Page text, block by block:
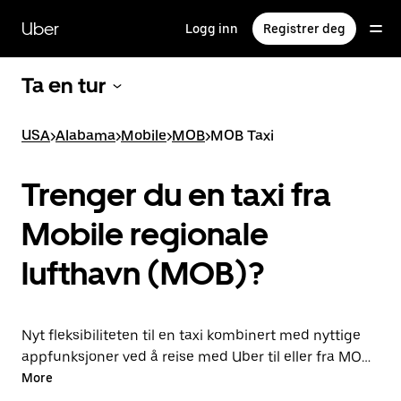
hovedinnholdet
Uber Logg inn Registrer deg
Ta en tur
USA>Alabama>Mobile>MOB>MOB Taxi
Trenger du en taxi fra
Mobile regionale
lufthavn (MOB)?
Nyt fleksibiliteten til en taxi kombinert med nyttige
appfunksjoner ved å reise med Uber til eller fra MOB i
stedet. Du får turer på forespørsel når det haster, og
More